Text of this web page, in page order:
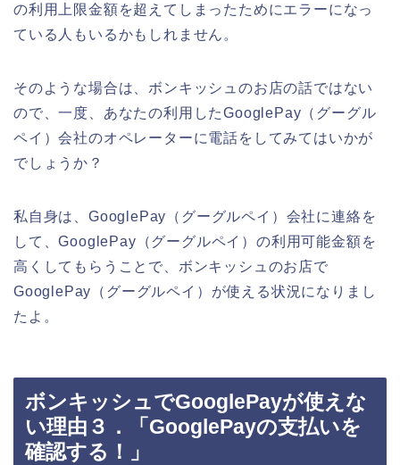
の利用上限金額を超えてしまったためにエラーになっ
ている人もいるかもしれません。
そのような場合は、ボンキッシュのお店の話ではない
ので、一度、あなたの利用したGooglePay（グーグル
ペイ）会社のオペレーターに電話をしてみてはいかが
でしょうか？
私自身は、GooglePay（グーグルペイ）会社に連絡を
して、GooglePay（グーグルペイ）の利用可能金額を
高くしてもらうことで、ボンキッシュのお店で
GooglePay（グーグルペイ）が使える状況になりまし
たよ。
ボンキッシュでGooglePayが使えな
い理由３．「GooglePayの支払いを
確認する！」